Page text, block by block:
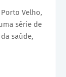
Porto Velho,
série de
saúde,